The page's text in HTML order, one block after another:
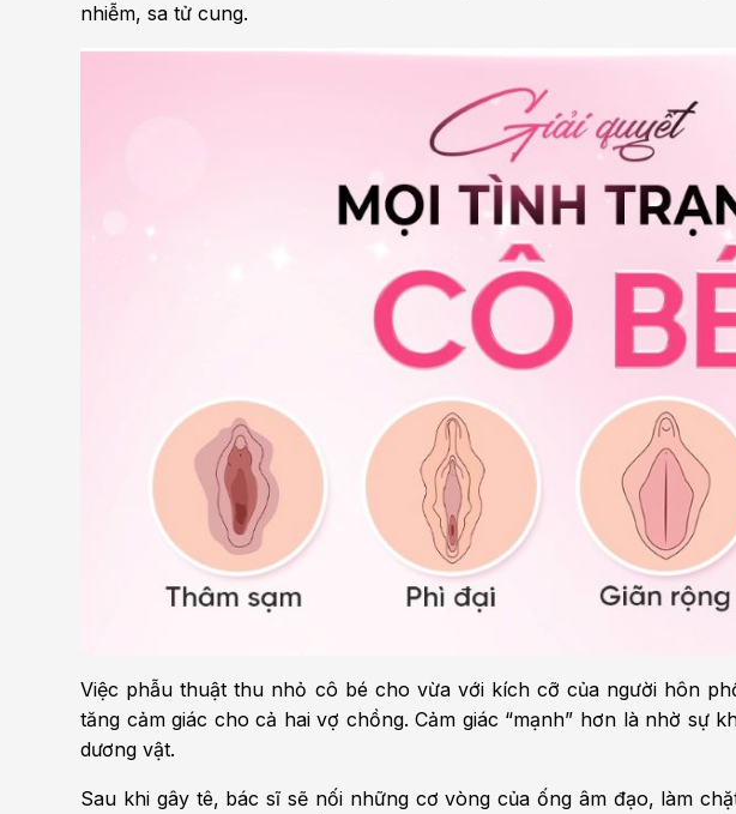
nhiễm, sa tử cung.
Việc phẫu thuật thu nhỏ cô bé cho vừa với kích cỡ của người hôn
tăng cảm giác cho cả hai vợ chồng. Cảm giác “mạnh” hơn là nhờ sự
dương vật.
Sau khi gây tê, bác sĩ sẽ nối những cơ vòng của ống âm đạo, làm